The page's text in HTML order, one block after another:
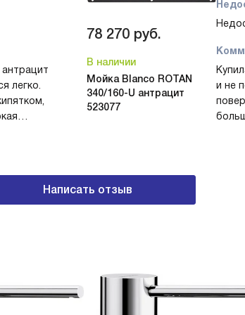
—
легко.
78 270 руб.
В наличии
Мойка Blanco ROTAN
340/160-U антрацит
523077
и не
Написать отзыв